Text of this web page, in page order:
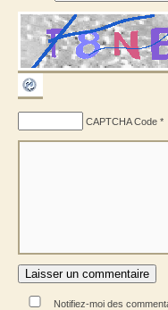
CAPTCHA Code *
Notifiez-moi des